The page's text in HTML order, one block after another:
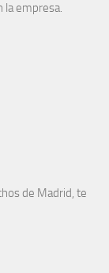
la empresa.
de Madrid, te